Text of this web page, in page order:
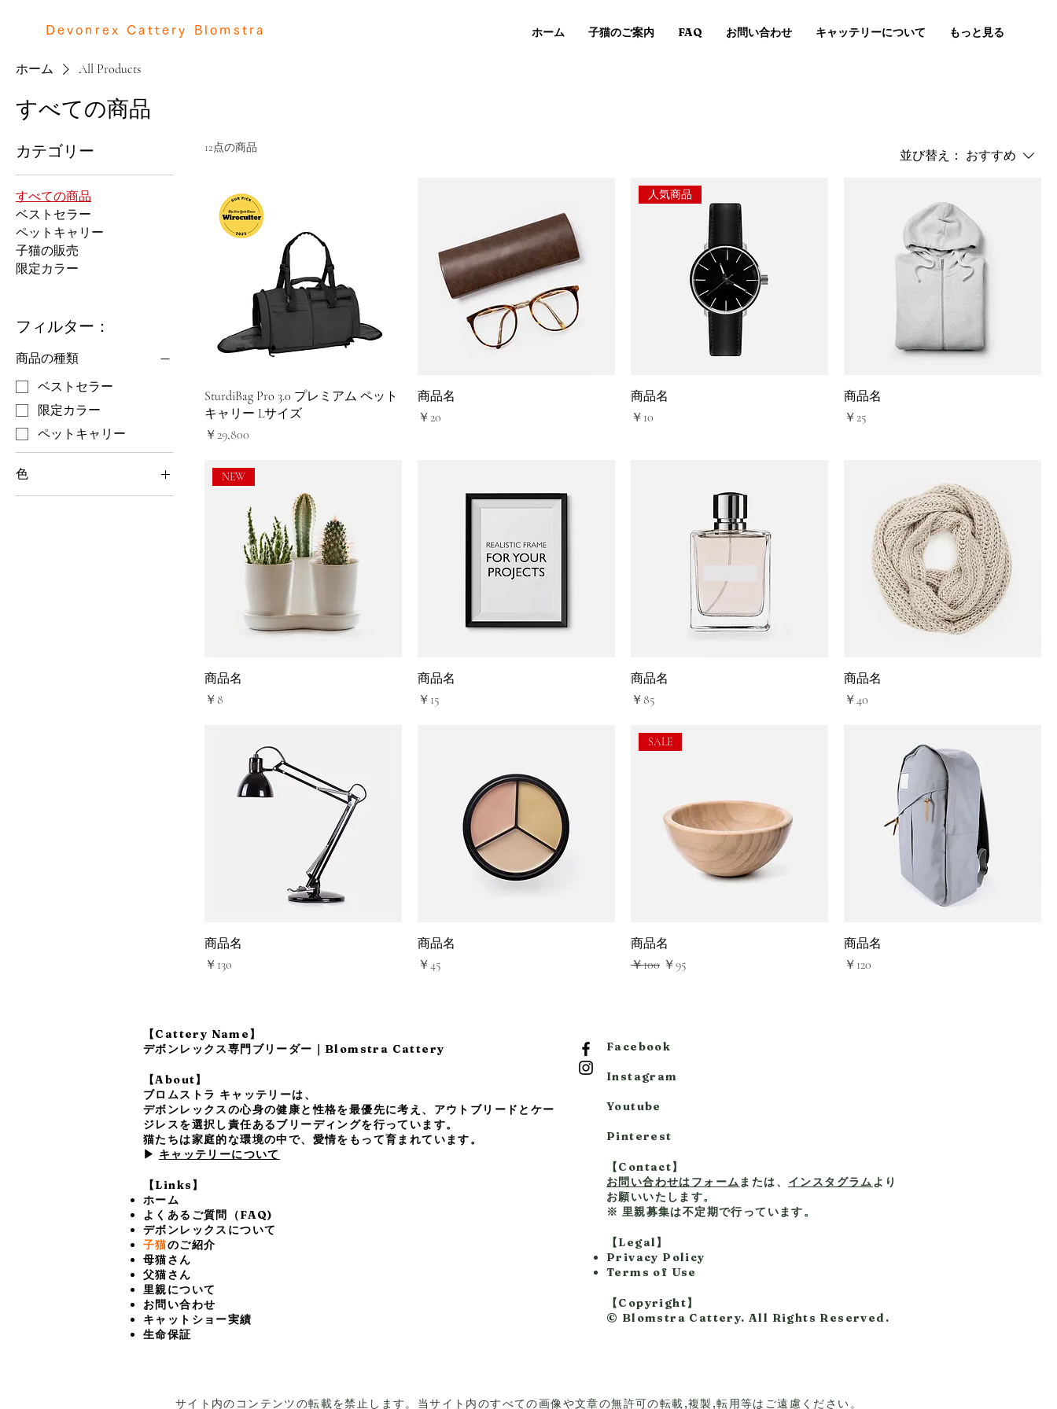
Devonrex Cattery Blomstra ホーム 子猫のご案内 FAQ お問い合わせ キャッテリーについて もっと見る
ホーム All Products
すべての商品
カテゴリー
すべての商品
ベストセラー
ペットキャリー
子猫の販売
限定カラー
フィルター：
商品の種類
ベストセラー
限定カラー
ペットキャリー
色
12点の商品
並び替え： おすすめ
SturdiBag Pro 3.0 プレミアム ペット
キャリー Lサイズ
価格
￥29,800
商品名
価格
￥20
人気商品
商品名
価格
￥10
商品名
価格
￥25
NEW
商品名
価格
￥8
商品名
価格
￥15
商品名
価格
￥85
商品名
価格
￥40
商品名
価格
￥130
商品名
価格
￥45
SALE
商品名
通常価格
￥100 セール価格
￥95
商品名
価格
￥120
【Cattery Name】
デボンレックス専門ブリーダー｜Blomstra Cattery
【About】
ブロムストラ キャッテリーは、
デボンレックスの心身の健康と性格を最優先に考え、アウトブリードとケー
ジレスを選択し責任あるブリーディングを行っています。
猫たちは家庭的な環境の中で、愛情をもって育まれています。
▶ キャッテリーについて
【Links】
ホーム
よくあるご質問（FAQ)
デボンレックスについて
子猫のご紹介
母猫さん
父猫さん
里親について
お問い合わせ
キャットショー実績
生命保証
Facebook
Instagram
Youtube
Pinterest
【Contact】
お問い合わせはフォームまたは、 インスタグラムより
お願いいたします。
※ 里親募集は不定期で行っています。
【Legal】
Privacy Policy
Terms of Use
【Copyright】
© Blomstra Cattery. All Rights Reserved.
サイト内のコンテンツの転載を禁止します。当サイト内のすべての画像や文章の無許可の転載,複製,転用等はご遠慮ください。